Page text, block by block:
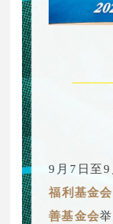
9月7日至
福利基金会
善基金会